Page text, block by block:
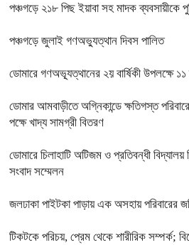
পঞ্চগড়ে ২১৮ পিছ ইয়াবা সহ মাদক ব্যবসায়ীকে
পঞ্চগড়ে জুলাই গণঅভ্যুত্থান দিবস পালিত
ডোমারে গণঅভ্যূত্থানের ২য় বার্ষিকী উপলক্ষে
ডোমার আমবাড়ীতে অগ্নিকান্ডে ক্ষতিগস্ত
পক্ষে খাদ্য সামগ্রী বিতরণ
ডোমারে চিলাহাটি অটিজম ও প্রতিবন্ধী বিদ্যালয়
সংবাদ সম্মেলন
জলঢাকা পাইটকা পাড়ায় এক অসহায় পরিবারের
টিকটকে পরিচয়, প্রেম থেকে শারীরিক সম্পর্ক;